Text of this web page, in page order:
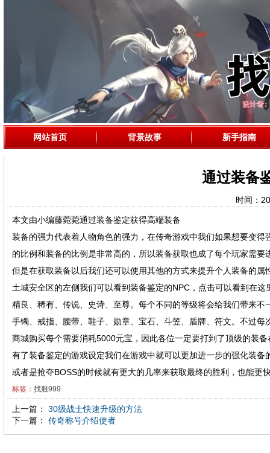
网站首页 背景故事 新手指南
通过装备
时间：
本文由小编藤菀菀通过装备鉴定获得高端装备
装备的强力代表着人物角色的强力，在传奇游戏中我们如果想要变
的比例和装备的比例是非常高的，所以装备获取也成了每个玩家需要
但是在获取装备以后我们还可以使用其他的方式来提升个人装备的
土城安全区的左侧我们可以看到装备鉴定的NPC，点击可以看到在
精良、稀有、传说、史诗、至尊。每个不同的等级将会给我们带来
手镯、戒指、腰带、鞋子、勋章、宝石、斗笠、盾牌、符文。不过
商城购买每个需要消耗5000元宝，因此各位一定要打到了顶级的装
有了装备鉴定的游戏设定我们在游戏中就可以更加进一步的强化装
或者是抢夺BOSS的时候就有更大的几率来获取最终的胜利，也能更
标签： 找服999
上一篇： 30级战士快速升级的方法
下一篇： 传奇称号介绍使者